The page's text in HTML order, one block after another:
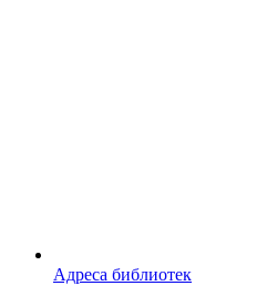
Адреса библиотек